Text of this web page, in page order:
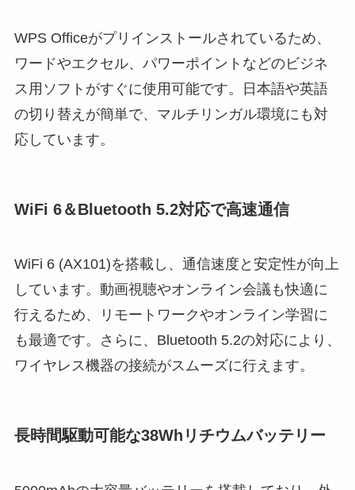
WPS Officeがプリインストールされているため、
ワードやエクセル、パワーポイントなどのビジネ
ス用ソフトがすぐに使用可能です。日本語や英語
の切り替えが簡単で、マルチリンガル環境にも対
応しています。
WiFi 6＆Bluetooth 5.2対応で高速通信
WiFi 6 (AX101)を搭載し、通信速度と安定性が向上
しています。動画視聴やオンライン会議も快適に
行えるため、リモートワークやオンライン学習に
も最適です。さらに、Bluetooth 5.2の対応により、
ワイヤレス機器の接続がスムーズに行えます。
長時間駆動可能な38Whリチウムバッテリー